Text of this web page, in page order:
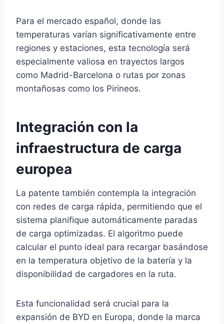
Para el mercado español, donde las
temperaturas varían significativamente entre
regiones y estaciones, esta tecnología será
especialmente valiosa en trayectos largos
como Madrid-Barcelona o rutas por zonas
montañosas como los Pirineos.
Integración con la
infraestructura de carga
europea
La patente también contempla la integración
con redes de carga rápida, permitiendo que el
sistema planifique automáticamente paradas
de carga optimizadas. El algoritmo puede
calcular el punto ideal para recargar basándose
en la temperatura objetivo de la batería y la
disponibilidad de cargadores en la ruta.
Esta funcionalidad será crucial para la
expansión de BYD en Europa, donde la marca